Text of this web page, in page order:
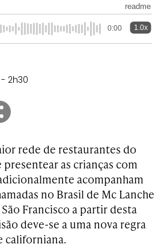
readme
0:00 1.0x
2h30
rede de restaurantes do
as crianças com
acompanham
no Brasil de Mc Lanche
Francisco a partir desta
deve-se a uma nova regra
californiana.